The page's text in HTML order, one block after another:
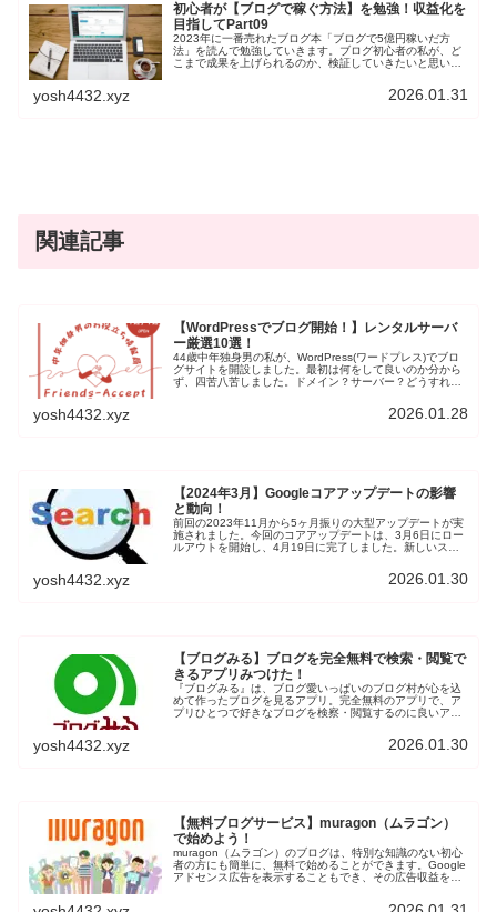
初心者が【ブログで稼ぐ方法】を勉強！収益化を
目指してPart09
2023年に一番売れたブログ本「ブログで5億円稼いだ方
法」を読んで勉強していきます。ブログ初心者の私が、ど
こまで成果を上げられるのか、検証していきたいと思いま
法」です。一緒に勉強していく仲間ができれば幸いです。
yosh4432.xyz 2026.01.31
関連記事
【WordPressでブログ開始！】レンタルサーバ
ー厳選10選！
44歳中年独身男の私が、WordPress(ワードプレス)でブロ
グサイトを開設しました。最初は何をして良いのか分から
ず、四苦八苦しました。ドメイン？サーバー？どうすれば
yosh4432.xyz 2026.01.28
【2024年3月】Googleコアアップデートの影響
と動向！
前回の2023年11月から5ヶ月振りの大型アップデートが実
施されました。今回のコアアップデートは、3月6日にロー
ルアウトを開始し、4月19日に完了しました。新しいスパ
にスパムアップデートがロールアウト完了しました。個人
ブログはオワコンなのか？ブログ初心者の立場から情報を
yosh4432.xyz 2026.01.30
【ブログみる】ブログを完全無料で検索・閲覧で
きるアプリみつけた！
『ブログみる』は、ブログ愛いっぱいのブログ村が心を込
めて作ったブログを見るアプリ。完全無料のアプリで、ア
プリひとつで好きなブログを検察・閲覧するのに良いアプ
yosh4432.xyz 2026.01.30
【無料ブログサービス】muragon（ムラゴン）
で始めよう！
muragon（ムラゴン）のブログは、特別な知識のない初心
者の方にも簡単に、無料で始めることができます。Google
アドセンス広告を表示することもでき、その広告収益を得
軽に簡単に始められるムラゴンをご紹介します。